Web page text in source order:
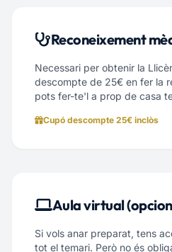
Reconeixement
Necessari per obtenir la
descompte de 25€ en fer la
pots fer-te'l a prop de casa
Cupó descompte 25€ inclòs
Aula virtual
Si vols anar preparat, tens
tot el temari. Però no és